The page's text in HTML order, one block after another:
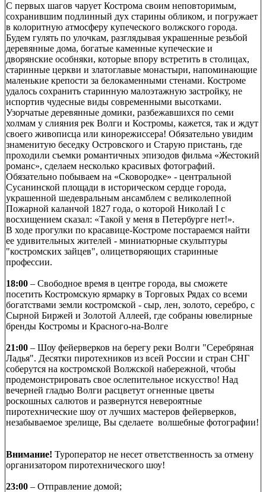
С первых шагов чарует Кострома своим неповторимым,
сохранившим подлинный дух старины обликом, и погружает
в колоритную атмосферу купеческого волжского города.
Будем гулять по улочкам, разглядывая украшенные резьбой
деревянные дома, богатые каменные купеческие и
дворянские особняки, которые впору встретить в столицах,
старинные церкви и златоглавые монастыри, напоминающие
маленькие крепости за белокаменными стенами. Костроме
удалось сохранить старинную малоэтажную застройку, не
испортив чудесные виды современными высотками.
Узорчатые деревянные домики, разбежавшихся по семи
холмам у слияния рек Волги и Костромы, кажется, так и ждут
своего живописца или кинорежиссера! Обязательно увидим
знаменитую беседку Островского и Старую пристань, где
проходили съемки романтичных эпизодов фильма «Жестокий
романс», сделаем несколько красивых фотографий.
Обязательно побываем на «Сковородке» - центральной
Сусанинской площади в историческом сердце города,
украшенной шедевральным ансамблем с великолепной
Пожарной каланчой 1827 года, о которой Николай I с
восхищением сказал: «Такой у меня в Петербурге нет!».
В ходе прогулки по красавице-Костроме постараемся найти
ее удивительных жителей - миниатюрные скульптуры
"костромских зайцев", олицетворяющих старинные
профессии.
18:00 – Свободное время в центре города, вы сможете
посетить Костромскую ярмарку в Торговых Рядах со всеми
богатствами земли костромской - сыр, лен, золото, серебро, с
Сырной Биржей и Золотой Аллеей, где собраны ювелирные
бренды Костромы и Красного-на-Волге
21:00 – Шоу фейерверков на берегу реки Волги "Серебряная
Ладья". Десятки пиротехников из всей России и стран СНГ
соберутся на костромской Волжской набережной, чтобы
продемонстрировать свое ослепительное искусство! Над
вечерней гладью Волги расцветут огненные цветы
роскошных салютов и развернутся невероятные
пиротехнические шоу от лучших мастеров фейерверков,
незабываемое зрелище, Вы сделаете волшебные фотографии!
Внимание! Туроператор не несет ответственность за отмену
организатором пиротехнического шоу!
23:00 – Отправление домой;